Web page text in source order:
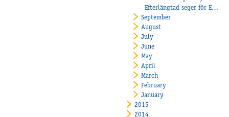
Efterlängtad seger för Elias Carlsson
September
August
July
June
May
April
March
February
January
2015
2014